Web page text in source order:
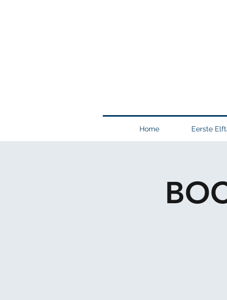
Home Eerste